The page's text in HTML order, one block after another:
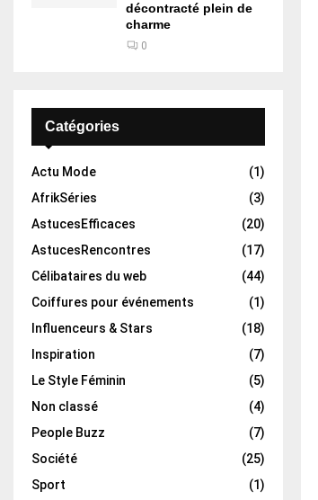
décontracté plein de
charme
0
Catégories
Actu Mode
(1)
AfrikSéries
(3)
AstucesEfficaces
(20)
AstucesRencontres
(17)
Célibataires du web
(44)
Coiffures pour événements
(1)
Influenceurs & Stars
(18)
Inspiration
(7)
Le Style Féminin
(5)
Non classé
(4)
People Buzz
(7)
Société
(25)
Sport
(1)